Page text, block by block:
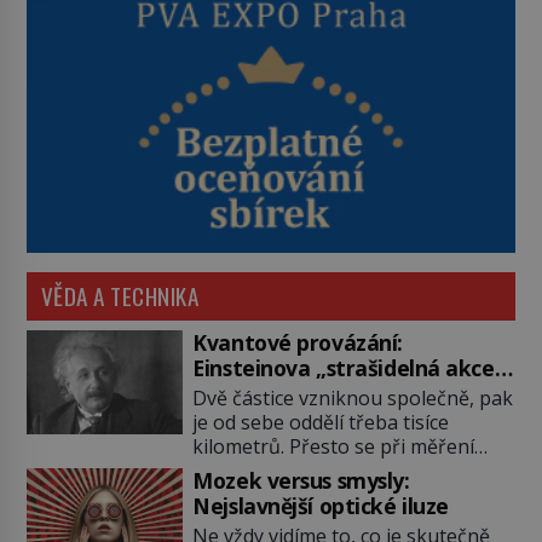
VĚDA A TECHNIKA
Kvantové provázání:
Einsteinova „strašidelná akce
na dálku“ dál mate i fascinuje
vědce
Dvě částice vzniknou společně, pak
je od sebe oddělí třeba tisíce
kilometrů. Přesto se při měření
chovají, jako by mezi nimi
existovalo neviditelné pouto. Albert
Einstein tomu s jistou dávkou
Mozek versus smysly:
Nejslavnější optické iluze
Ne vždy vidíme to, co je skutečně